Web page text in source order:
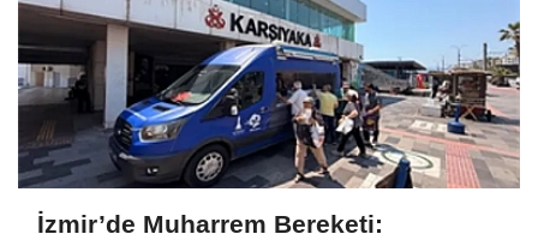
İzmir’de Muharrem Bereketi: